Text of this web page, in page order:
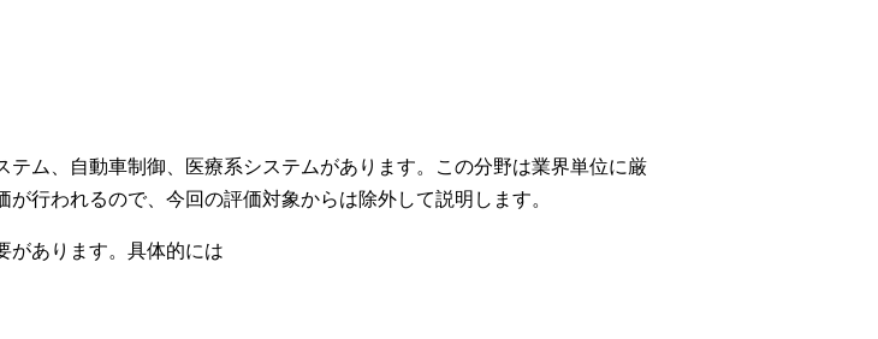
ム、自動車制御、医療系システムがあります。この分野は業界単位に厳
行われるので、今回の評価対象からは除外して説明します。
があります。具体的には